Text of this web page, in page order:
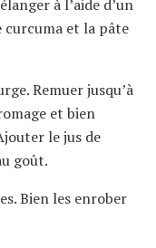
à l’aide d’un
curcuma et la pâte
Remuer jusqu’à
et bien
le jus de
goût.
Bien les enrober